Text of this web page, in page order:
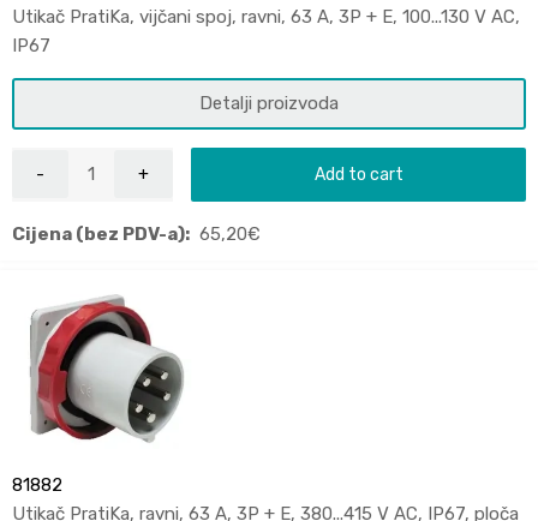
Utikač PratiKa, vijčani spoj, ravni, 63 A, 3P + E, 100...130 V AC,
IP67
Detalji proizvoda
Add to cart
Cijena (bez PDV-a): 65,20€
81882
Utikač PratiKa, ravni, 63 A, 3P + E, 380...415 V AC, IP67, ploča